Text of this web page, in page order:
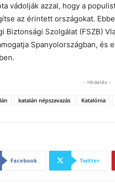
vádolják azzal, hogy a
az érintett országokat.
Biztonsági Szolgálat (FSZB)
Spanyolországban, és
- Hirdetés -
katalán népszavazás Katalónia
Facebook Twitter